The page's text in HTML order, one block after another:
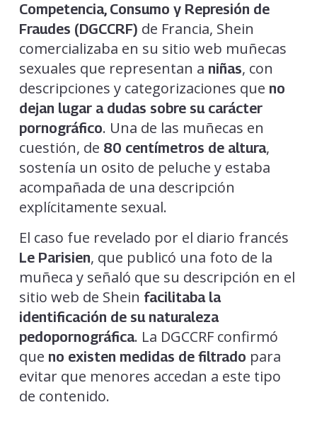
Competencia, Consumo y Represión de
Fraudes (DGCCRF) de Francia, Shein
comercializaba en su sitio web muñecas
sexuales que representan a niñas, con
descripciones y categorizaciones que no
dejan lugar a dudas sobre su carácter
pornográfico. Una de las muñecas en
cuestión, de 80 centímetros de altura,
sostenía un osito de peluche y estaba
acompañada de una descripción
explícitamente sexual.
El caso fue revelado por el diario francés
Le Parisien, que publicó una foto de la
muñeca y señaló que su descripción en el
sitio web de Shein facilitaba la
identificación de su naturaleza
pedopornográfica. La DGCCRF confirmó
que no existen medidas de filtrado para
evitar que menores accedan a este tipo
de contenido.